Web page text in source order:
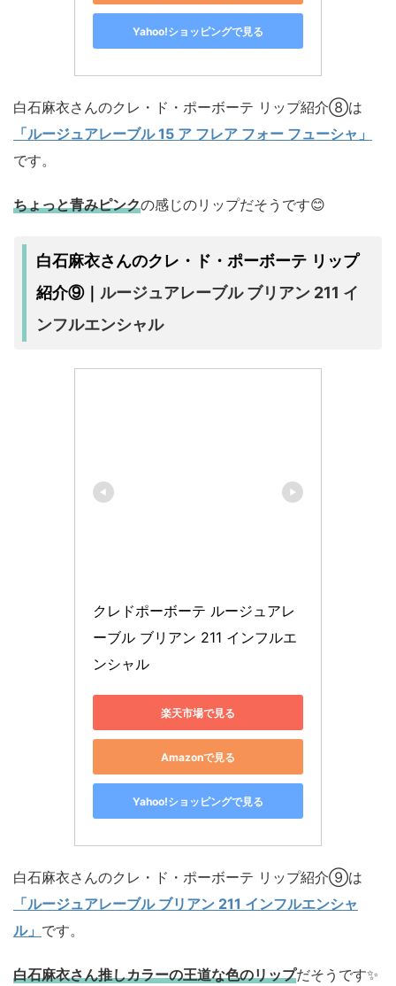
Yahoo!ショッピングで見る
白石麻衣さんのクレ・ド・ポーボーテ リップ紹介⑧は
「ルージュアレーブル 15 ア フレア フォー フューシャ」
です。
ちょっと青みピンクの感じのリップだそうです😊
白石麻衣さんのクレ・ド・ポーボーテ リップ
紹介⑨｜ルージュアレーブル ブリアン 211 イ
ンフルエンシャル
クレドポーボーテ ルージュアレ
ーブル ブリアン 211 インフルエ
ンシャル
楽天市場で見る
Amazonで見る
Yahoo!ショッピングで見る
白石麻衣さんのクレ・ド・ポーボーテ リップ紹介⑨は
「ルージュアレーブル ブリアン 211 インフルエンシャ
ル」 です。
白石麻衣さん推しカラーの王道な色のリップだそうです✨